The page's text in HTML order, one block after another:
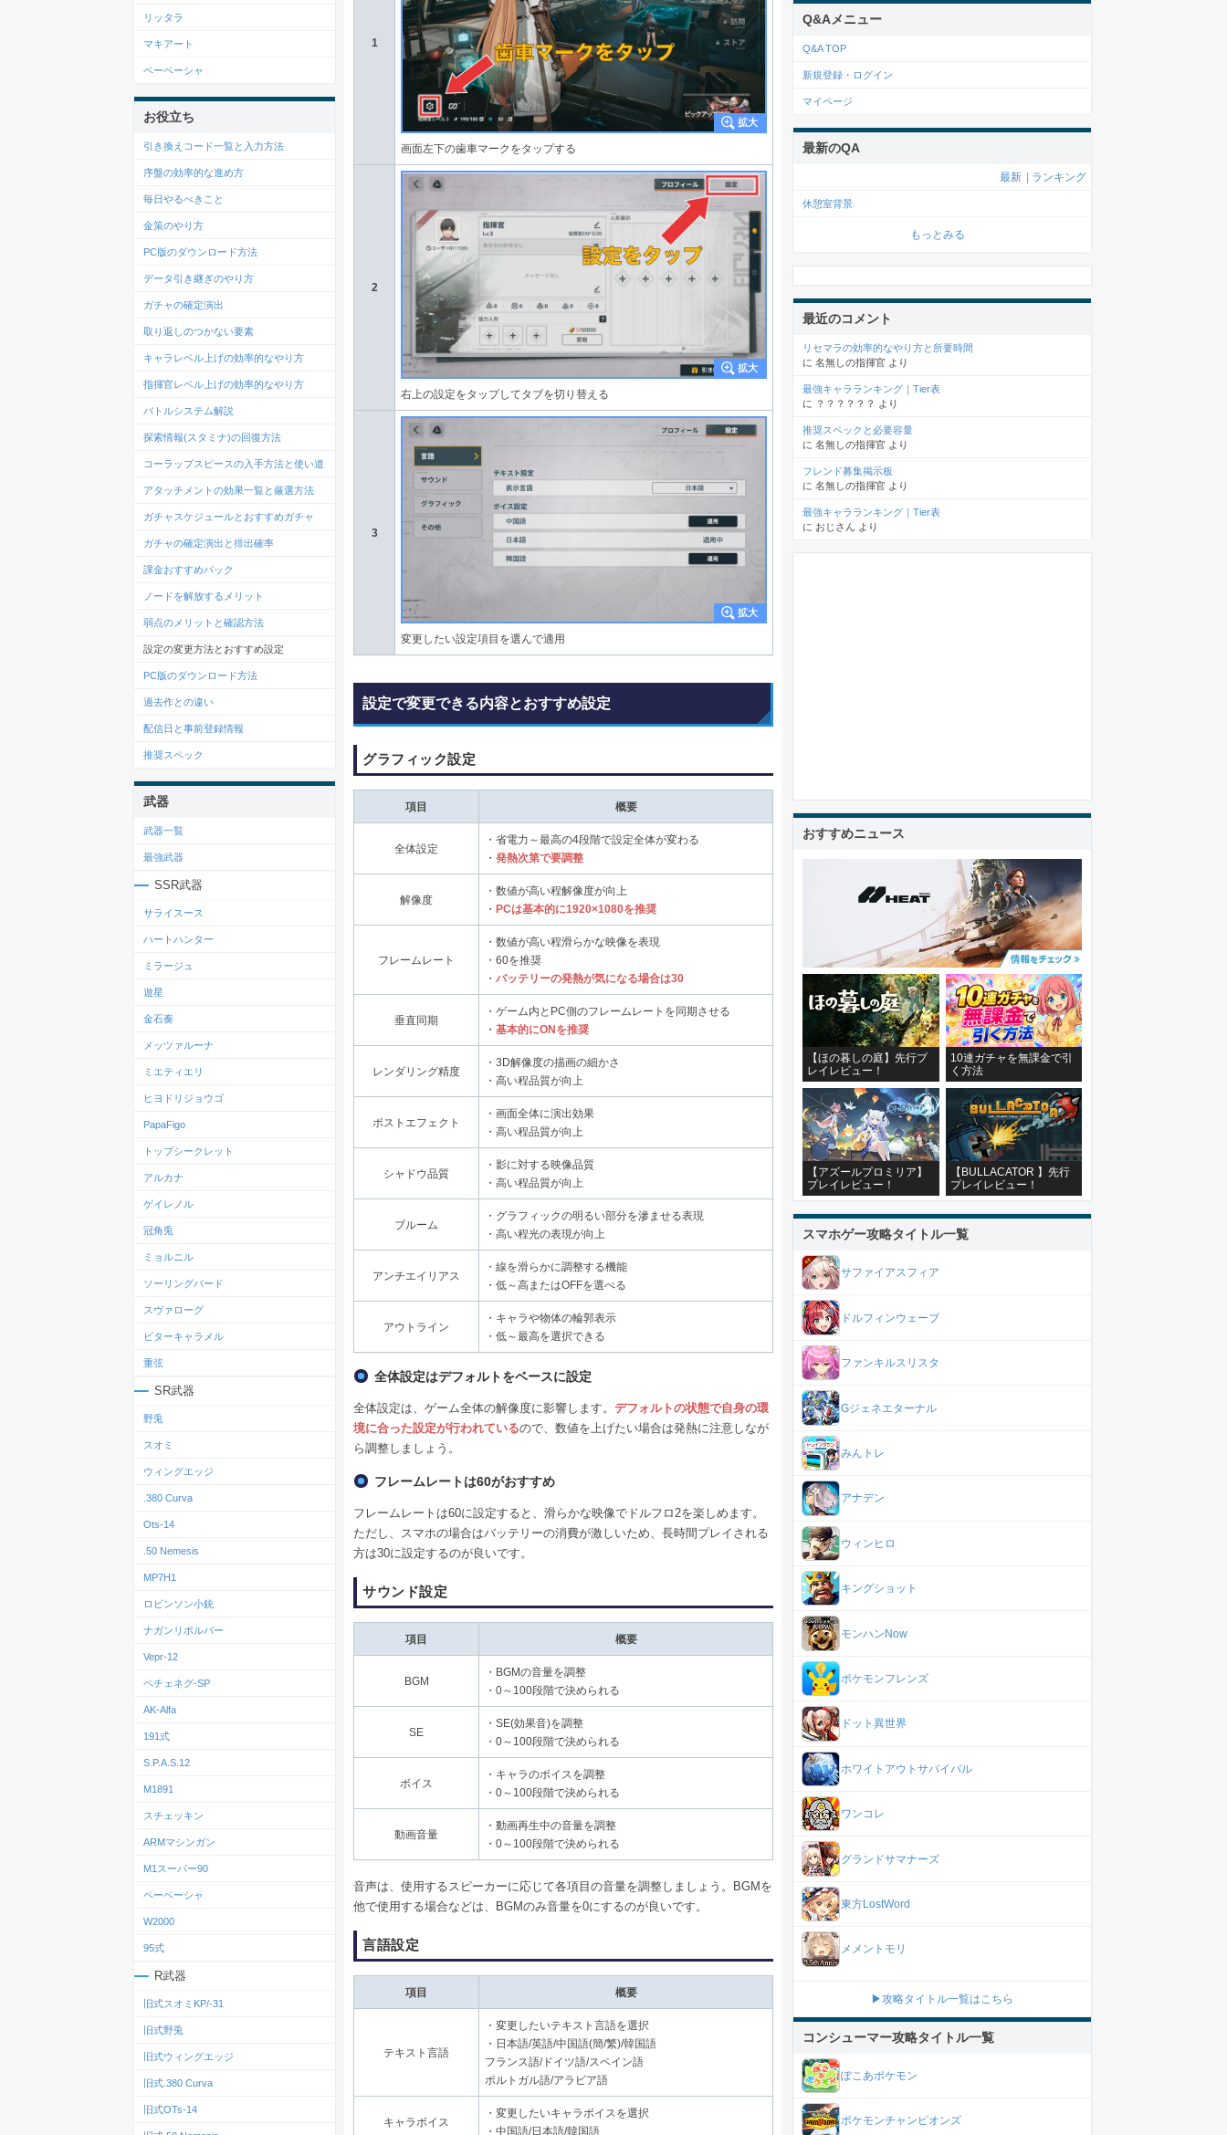
1
画面左下の歯車マークをタップする
2
右上の設定をタップしてタブを切り替える
3
変更したい設定項目を選んで適用
設定で変更できる内容とおすすめ設定
グラフィック設定
項目 概要
全体設定
・省電力～最高の4段階で設定全体が変わる
・ 発熱次第で要調整
解像度
・数値が高い程解像度が向上
・ PCは基本的に1920×1080を推奨
フレームレート
・数値が高い程滑らかな映像を表現
・60を推奨
・ バッテリーの発熱が気になる場合は30
垂直同期
・ゲーム内とPC側のフレームレートを同期させる
・ 基本的にONを推奨
レンダリング精度
・3D解像度の描画の細かさ
・高い程品質が向上
ポストエフェクト
・画面全体に演出効果
・高い程品質が向上
シャドウ品質
・影に対する映像品質
・高い程品質が向上
ブルーム
・グラフィックの明るい部分を滲ませる表現
・高い程光の表現が向上
アンチエイリアス
・線を滑らかに調整する機能
・低～高またはOFFを選べる
アウトライン
・キャラや物体の輪郭表示
・低～最高を選択できる
全体設定はデフォルトをベースに設定
全体設定は、ゲーム全体の解像度に影響します。 デフォルトの状態で自身の環
境に合った設定が行われているので、数値を上げたい場合は発熱に注意しなが
ら調整しましょう。
フレームレートは60がおすすめ
フレームレートは60に設定すると、滑らかな映像でドルフロ2を楽しめます。
ただし、スマホの場合はバッテリーの消費が激しいため、長時間プレイされる
方は30に設定するのが良いです。
サウンド設定
項目 概要
BGM
・BGMの音量を調整
・0～100段階で決められる
SE
・SE(効果音)を調整
・0～100段階で決められる
ボイス
・キャラのボイスを調整
・0～100段階で決められる
動画音量
・動画再生中の音量を調整
・0～100段階で決められる
音声は、使用するスピーカーに応じて各項目の音量を調整しましょう。BGMを
他で使用する場合などは、BGMのみ音量を0にするのが良いです。
言語設定
項目 概要
テキスト言語
・変更したいテキスト言語を選択
・日本語/英語/中国語(簡/繁)/韓国語
フランス語/ドイツ語/スペイン語
ポルトガル語/アラビア語
キャラボイス
・変更したいキャラボイスを選択
・中国語/日本語/韓国語
リッタラ
マキアート
ペーペーシャ
お役立ち
引き換えコード一覧と入力方法
序盤の効率的な進め方
毎日やるべきこと
金策のやり方
PC版のダウンロード方法
データ引き継ぎのやり方
ガチャの確定演出
取り返しのつかない要素
キャラレベル上げの効率的なやり方
指揮官レベル上げの効率的なやり方
バトルシステム解説
探索情報(スタミナ)の回復方法
コーラップスピースの入手方法と使い道
アタッチメントの効果一覧と厳選方法
ガチャスケジュールとおすすめガチャ
ガチャの確定演出と排出確率
課金おすすめパック
ノードを解放するメリット
弱点のメリットと確認方法
設定の変更方法とおすすめ設定
PC版のダウンロード方法
過去作との違い
配信日と事前登録情報
推奨スペック
武器
武器一覧
最強武器
SSR武器
サライスース
ハートハンター
ミラージュ
遊星
金石奏
メッツァルーナ
ミエティエリ
ヒヨドリジョウゴ
PapaFigo
トップシークレット
アルカナ
ゲイレノル
冠角兎
ミョルニル
ソーリングバード
スヴァローグ
ビターキャラメル
重弦
SR武器
野兎
スオミ
ウィングエッジ
.380 Curva
Ots‐14
.50 Nemesis
MP7H1
ロビンソン小銃
ナガンリボルバー
Vepr-12
ペチェネグ-SP
AK-Alfa
191式
S.P.A.S.12
M1891
スチェッキン
ARMマシンガン
M1スーパー90
ペーペーシャ
W2000
95式
R武器
旧式スオミKP/-31
旧式野兎
旧式ウィングエッジ
旧式.380 Curva
旧式OTs‐14
Q&Aメニュー
Q&A TOP
新規登録・ログイン
マイページ
最新のQA
最新 ランキング
休憩室背景
もっとみる
最近のコメント
リセマラの効率的なやり方と所要時間
に 名無しの指揮官 より
最強キャラランキング｜Tier表
に ？？？？？？ より
推奨スペックと必要容量
に 名無しの指揮官 より
フレンド募集掲示板
に 名無しの指揮官 より
最強キャラランキング｜Tier表
に おじさん より
おすすめニュース
【ほの暮しの庭】先行プ
レイレビュー！
10連ガチャを無課金で引
く方法
【アズールプロミリア】
プレイレビュー！
【BULLACATOR 】先行
プレイレビュー！
スマホゲー攻略タイトル一覧
サファイアスフィア
ドルフィンウェーブ
ファンキルスリスタ
Gジェネエターナル
みんトレ
アナデン
ウィンヒロ
キングショット
モンハンNow
ポケモンフレンズ
ドット異世界
ホワイトアウトサバイバル
ワンコレ
グランドサマナーズ
東方LostWord
メメントモリ
▶攻略タイトル一覧はこちら
コンシューマー攻略タイトル一覧
ぽこあポケモン
ポケモンチャンピオンズ